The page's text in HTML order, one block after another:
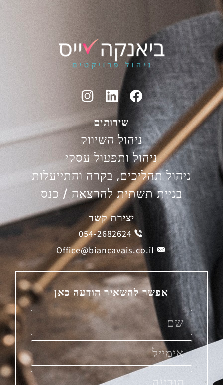
שירותים
ניהול השיווק
ניהול ותפעול עסקי
ניהול תהליכים, בקרה והתייעלות
בניית תשתית להרצאה / כנס
יצירת קשר
054-2682624
Office@biancavais.co.il
אפשר להשאיר הודעה כאן